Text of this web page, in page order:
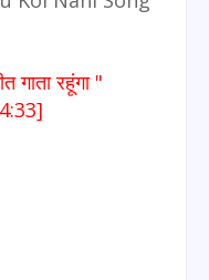
गाता रहूंगा "